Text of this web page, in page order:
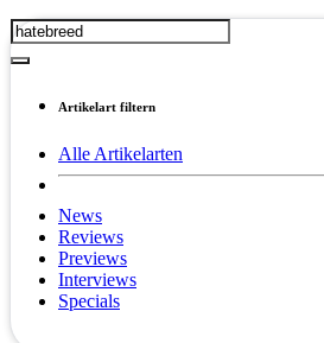
Artikelart filtern
Alle Artikelarten
News
Reviews
Previews
Interviews
Specials